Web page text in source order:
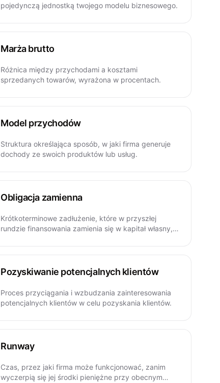
pojedynczą jednostką twojego modelu biznesowego.
Marża brutto
Różnica między przychodami a kosztami
sprzedanych towarów, wyrażona w procentach.
Model przychodów
Struktura określająca sposób, w jaki firma generuje
dochody ze swoich produktów lub usług.
Obligacja zamienna
Krótkoterminowe zadłużenie, które w przyszłej
rundzie finansowania zamienia się w kapitał własny,
Pozyskiwanie potencjalnych klientów
Proces przyciągania i wzbudzania zainteresowania
potencjalnych klientów w celu pozyskania klientów.
Runway
Czas, przez jaki firma może funkcjonować, zanim
wyczerpią się jej środki pieniężne przy obecnym